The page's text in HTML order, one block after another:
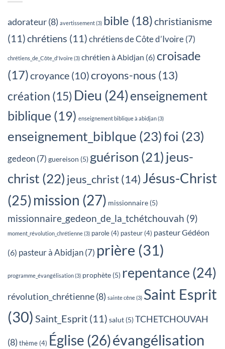
adorateur(8) avertissement(3) bible (18)christianisme
(11)chrétiens (11)chrétiens de Côte d’Ivoire(7)
chrétiens_de_Côte_d'Ivoire(3) chrétien à Abidjan (6) croisade
(17)croyance (10)croyons-nous (13)
création (15) Dieu (24) enseignement
biblique (19) enseignement biblique à abidjan(3)
enseignement_biblque (23)foi (23)
gedeon(7) guereison (5) guérison (21) jeus-
christ (22) jeus_christ(14) Jésus-Christ
(25) mission (27) missionnaire (5)
missionnaire_gedeon_de_la_tchétchouvah (9)
moment_révolution_chrétienne(3) parole (4) pasteur (4) pasteur Gédéon
(6) pasteur à Abidjan(7) prière (31)
programme_évangélisation(3) prophète (5) repentance (24)
révolution_chrétienne(8) sainte cêne(3) Saint Esprit
(30) Saint_Esprit (11) salut (5)TCHETCHOUVAH
(8) thème (4) Église (26)évangélisation